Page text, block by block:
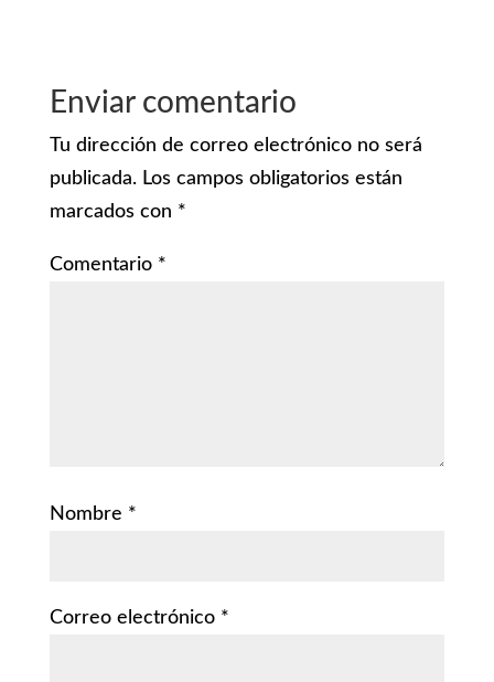
Enviar comentario
Tu dirección de correo electrónico no será
publicada. Los campos obligatorios están
marcados con *
Comentario *
Nombre *
Correo electrónico *